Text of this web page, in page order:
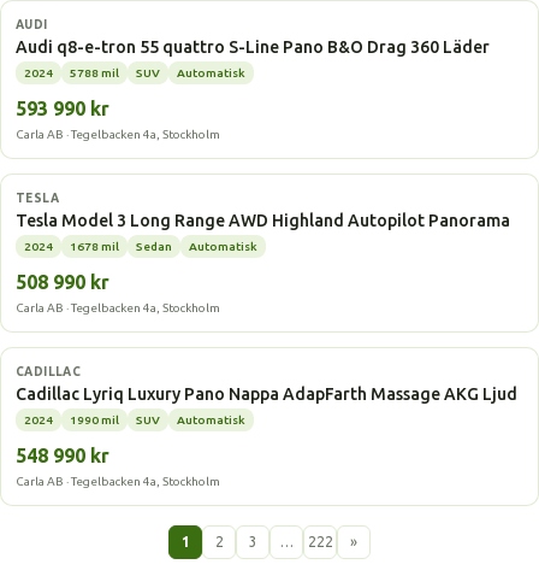
Elbil
AUDI
Audi q8-e-tron 55 quattro S-Line Pano B&O Drag 360 Läder
2024 5788 mil SUV Automatisk
593 990 kr
Carla AB · Tegelbacken 4a, Stockholm
Elbil
TESLA
Tesla Model 3 Long Range AWD Highland Autopilot Panorama
2024 1678 mil Sedan Automatisk
508 990 kr
Carla AB · Tegelbacken 4a, Stockholm
Elbil
CADILLAC
Cadillac Lyriq Luxury Pano Nappa AdapFarth Massage AKG Ljud
2024 1990 mil SUV Automatisk
548 990 kr
Carla AB · Tegelbacken 4a, Stockholm
1 2 3 … 222 »